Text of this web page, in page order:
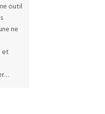
outil
ne
et